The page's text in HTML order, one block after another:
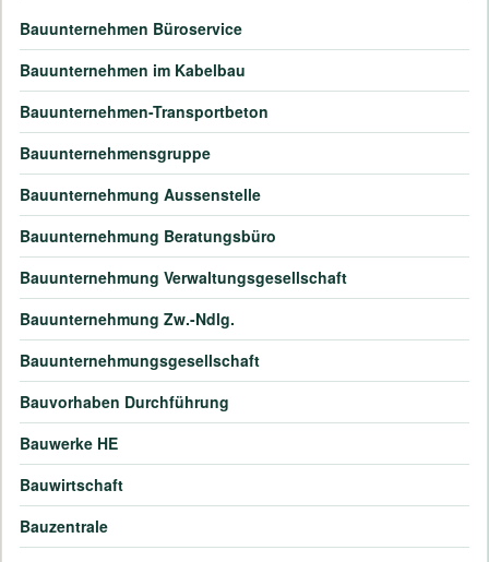
Bauunternehmen Büroservice
Bauunternehmen im Kabelbau
Bauunternehmen-Transportbeton
Bauunternehmensgruppe
Bauunternehmung Aussenstelle
Bauunternehmung Beratungsbüro
Bauunternehmung Verwaltungsgesellschaft
Bauunternehmung Zw.-Ndlg.
Bauunternehmungsgesellschaft
Bauvorhaben Durchführung
Bauwerke HE
Bauwirtschaft
Bauzentrale